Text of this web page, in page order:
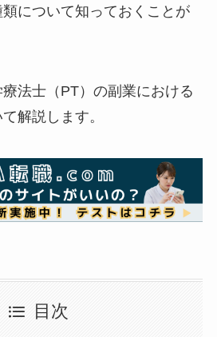
について知っておくことが
法士（PT）の副業における
解説します。
目次